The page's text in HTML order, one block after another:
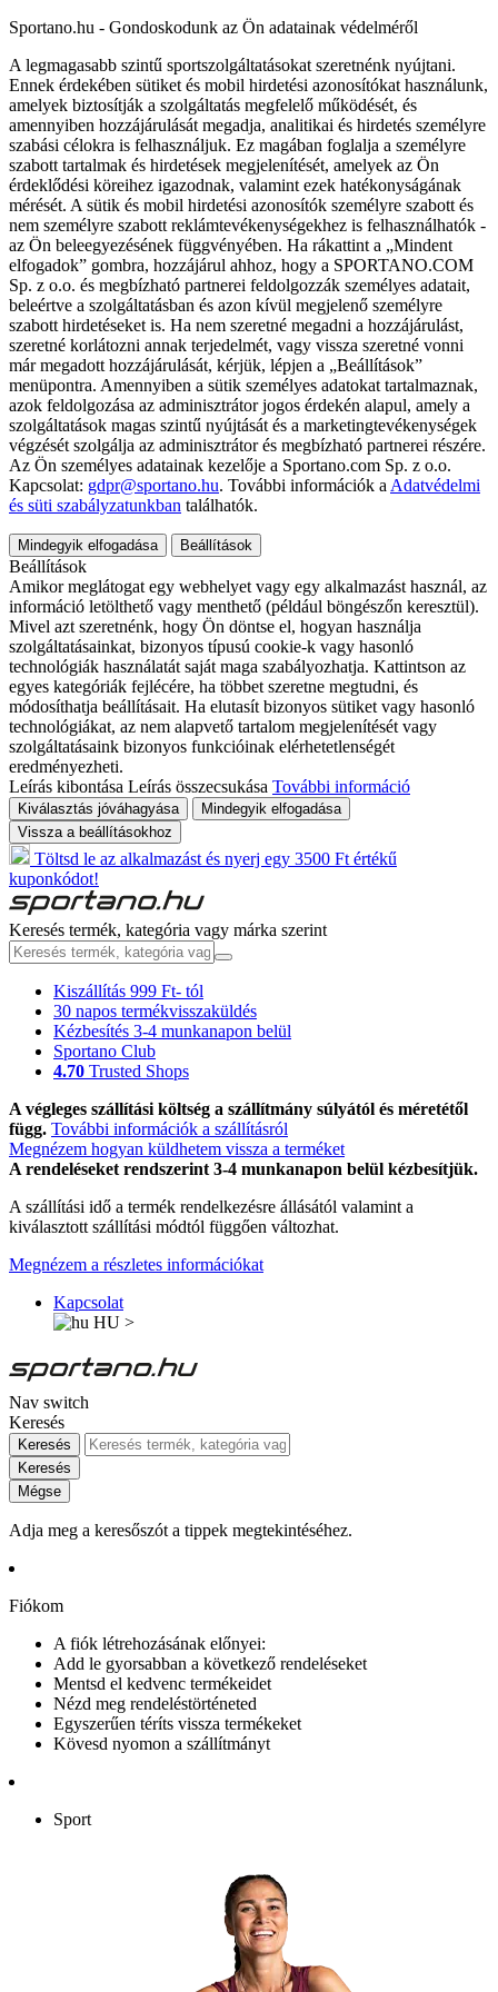
Sportano.hu - Gondoskodunk az Ön adatainak védelméről
A legmagasabb szintű sportszolgáltatásokat szeretnénk nyújtani.
Ennek érdekében sütiket és mobil hirdetési azonosítókat használunk,
amelyek biztosítják a szolgáltatás megfelelő működését, és
amennyiben hozzájárulását megadja, analitikai és hirdetés személyre
szabási célokra is felhasználjuk. Ez magában foglalja a személyre
szabott tartalmak és hirdetések megjelenítését, amelyek az Ön
érdeklődési köreihez igazodnak, valamint ezek hatékonyságának
mérését. A sütik és mobil hirdetési azonosítók személyre szabott és
nem személyre szabott reklámtevékenységekhez is felhasználhatók -
az Ön beleegyezésének függvényében. Ha rákattint a „Mindent
elfogadok” gombra, hozzájárul ahhoz, hogy a SPORTANO.COM
Sp. z o.o. és megbízható partnerei feldolgozzák személyes adatait,
beleértve a szolgáltatásban és azon kívül megjelenő személyre
szabott hirdetéseket is. Ha nem szeretné megadni a hozzájárulást,
szeretné korlátozni annak terjedelmét, vagy vissza szeretné vonni
már megadott hozzájárulását, kérjük, lépjen a „Beállítások”
menüpontra. Amennyiben a sütik személyes adatokat tartalmaznak,
azok feldolgozása az adminisztrátor jogos érdekén alapul, amely a
szolgáltatások magas szintű nyújtását és a marketingtevékenységek
végzését szolgálja az adminisztrátor és megbízható partnerei részére.
Az Ön személyes adatainak kezelője a Sportano.com Sp. z o.o.
Kapcsolat: gdpr@sportano.hu. További információk a Adatvédelmi
és süti szabályzatunkban találhatók.
Mindegyik elfogadása Beállítások
Beállítások
Amikor meglátogat egy webhelyet vagy egy alkalmazást használ, az
információ letölthető vagy menthető (például böngészőn keresztül).
Mivel azt szeretnénk, hogy Ön döntse el, hogyan használja
szolgáltatásainkat, bizonyos típusú cookie-k vagy hasonló
technológiák használatát saját maga szabályozhatja. Kattintson az
egyes kategóriák fejlécére, ha többet szeretne megtudni, és
módosíthatja beállításait. Ha elutasít bizonyos sütiket vagy hasonló
technológiákat, az nem alapvető tartalom megjelenítését vagy
szolgáltatásaink bizonyos funkcióinak elérhetetlenségét
eredményezheti.
Leírás kibontása Leírás összecsukása További információ
Kiválasztás jóváhagyása
Mindegyik elfogadása
Vissza a beállításokhoz
Töltsd le az alkalmazást és nyerj egy 3500 Ft értékű
kuponkódot!
Keresés termék, kategória vagy márka szerint
Kiszállítás 999 Ft- tól
30 napos termékvisszaküldés
Kézbesítés 3-4 munkanapon belül
Sportano Club
4.70 Trusted Shops
A végleges szállítási költség a szállítmány súlyától és méretétől
függ. További információk a szállításról
Megnézem hogyan küldhetem vissza a terméket
A rendeléseket rendszerint 3-4 munkanapon belül kézbesítjük.
A szállítási idő a termék rendelkezésre állásától valamint a
kiválasztott szállítási módtól függően változhat.
Megnézem a részletes információkat
Kapcsolat
HU >
Nav switch
Keresés
Keresés
Keresés
Mégse
Adja meg a keresőszót a tippek megtekintéséhez.
Fiókom
A fiók létrehozásának előnyei:
Add le gyorsabban a következő rendeléseket
Mentsd el kedvenc termékeidet
Nézd meg rendeléstörténeted
Egyszerűen téríts vissza termékeket
Kövesd nyomon a szállítmányt
Sport